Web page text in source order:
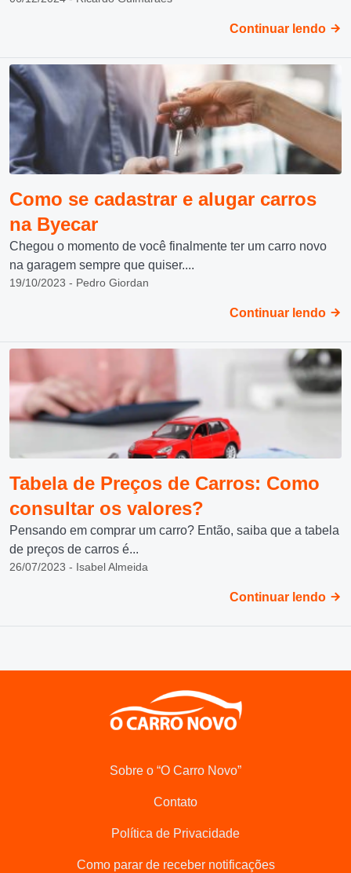
Continuar lendo
Como se cadastrar e alugar carros
na Byecar
Chegou o momento de você finalmente ter um carro novo
na garagem sempre que quiser....
19/10/2023 - Pedro Giordan
Continuar lendo
Tabela de Preços de Carros: Como
consultar os valores?
Pensando em comprar um carro? Então, saiba que a tabela
de preços de carros é...
26/07/2023 - Isabel Almeida
Continuar lendo
Sobre o “O Carro Novo”
Contato
Política de Privacidade
Como parar de receber notificações